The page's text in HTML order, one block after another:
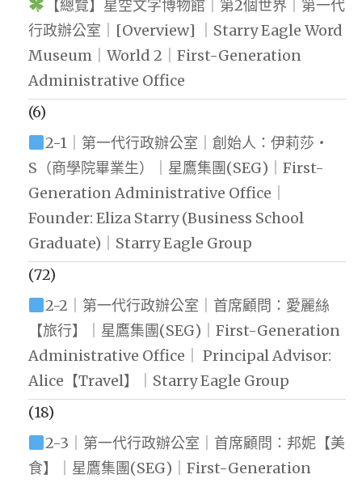
【總覽】星空文字博物館｜第2個世界｜第一代
行政辦公室｜[Overview] ｜Starry Eagle Word
Museum｜World 2｜First-Generation
Administrative Office
(6)
2-1｜第一代行政辦公室｜創始人：伊莉莎・
S（商學院畢業生）｜星鷹集團(SEG)｜First-
Generation Administrative Office｜
Founder: Eliza Starry (Business School
Graduate)｜Starry Eagle Group
(72)
2-2｜第一代行政辦公室｜首席顧問：愛麗絲
【旅行】｜星鷹集團(SEG)｜First-Generation
Administrative Office｜ Principal Advisor:
Alice【Travel】｜Starry Eagle Group
(18)
2-3｜第一代行政辦公室｜首席顧問：邦妮【美
食】｜星鷹集團(SEG)｜First-Generation